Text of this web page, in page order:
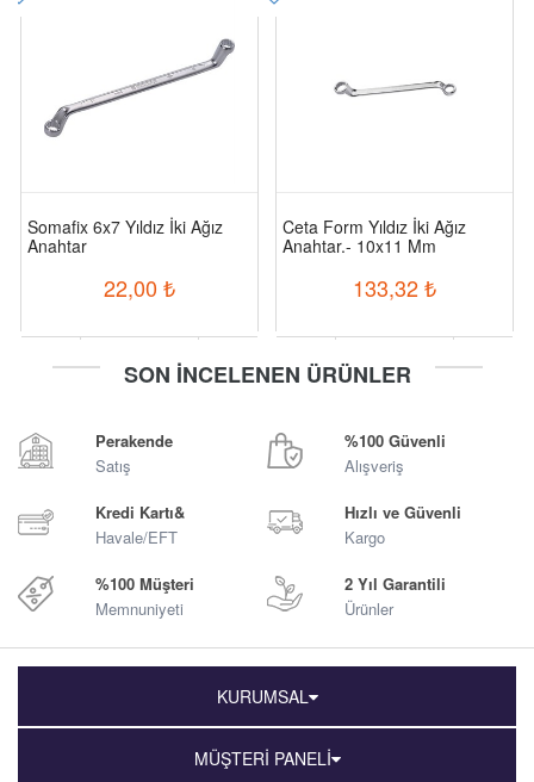
Somafix 6x7 Yıldız İki Ağız
Anahtar
22,00 ₺
Ceta Form Yıldız İki Ağız
Anahtar.- 10x11 Mm
133,32₺
SON İNCELENEN ÜRÜNLER
Perakende
Satış
%100 Güvenli
Alışveriş
Kredi Kartı&
Havale/EFT
Hızlı ve Güvenli
Kargo
%100 Müşteri
Memnuniyeti
2 Yıl Garantili
Ürünler
KURUMSAL
MÜŞTERİ PANELİ